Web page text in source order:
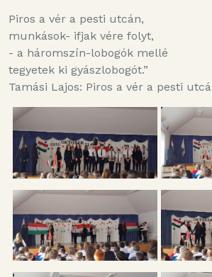
Piros a vér a pesti utcán,
munkások- ifjak vére folyt,
- a háromszín-lobogók mellé
tegyetek ki gyászlobogót.”
Tamási Lajos: Piros a vér a pesti